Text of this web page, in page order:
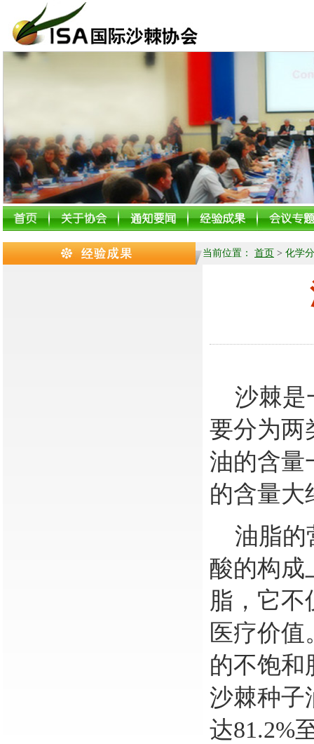
当前位置： 首页 > 化学
沙棘是
要分为两
油的含量
的含量大
油脂的
酸的构成
脂，它不
医疗价
的不饱和
沙棘种子
达81.2%